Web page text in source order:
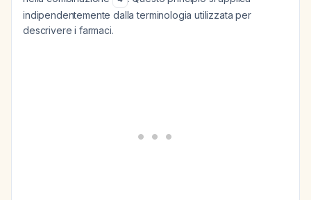
indipendentemente dalla terminologia utilizzata per
descrivere i farmaci.